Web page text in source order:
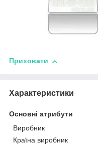
Приховати
Характеристики
Основні атрибути
Виробник
Країна виробник